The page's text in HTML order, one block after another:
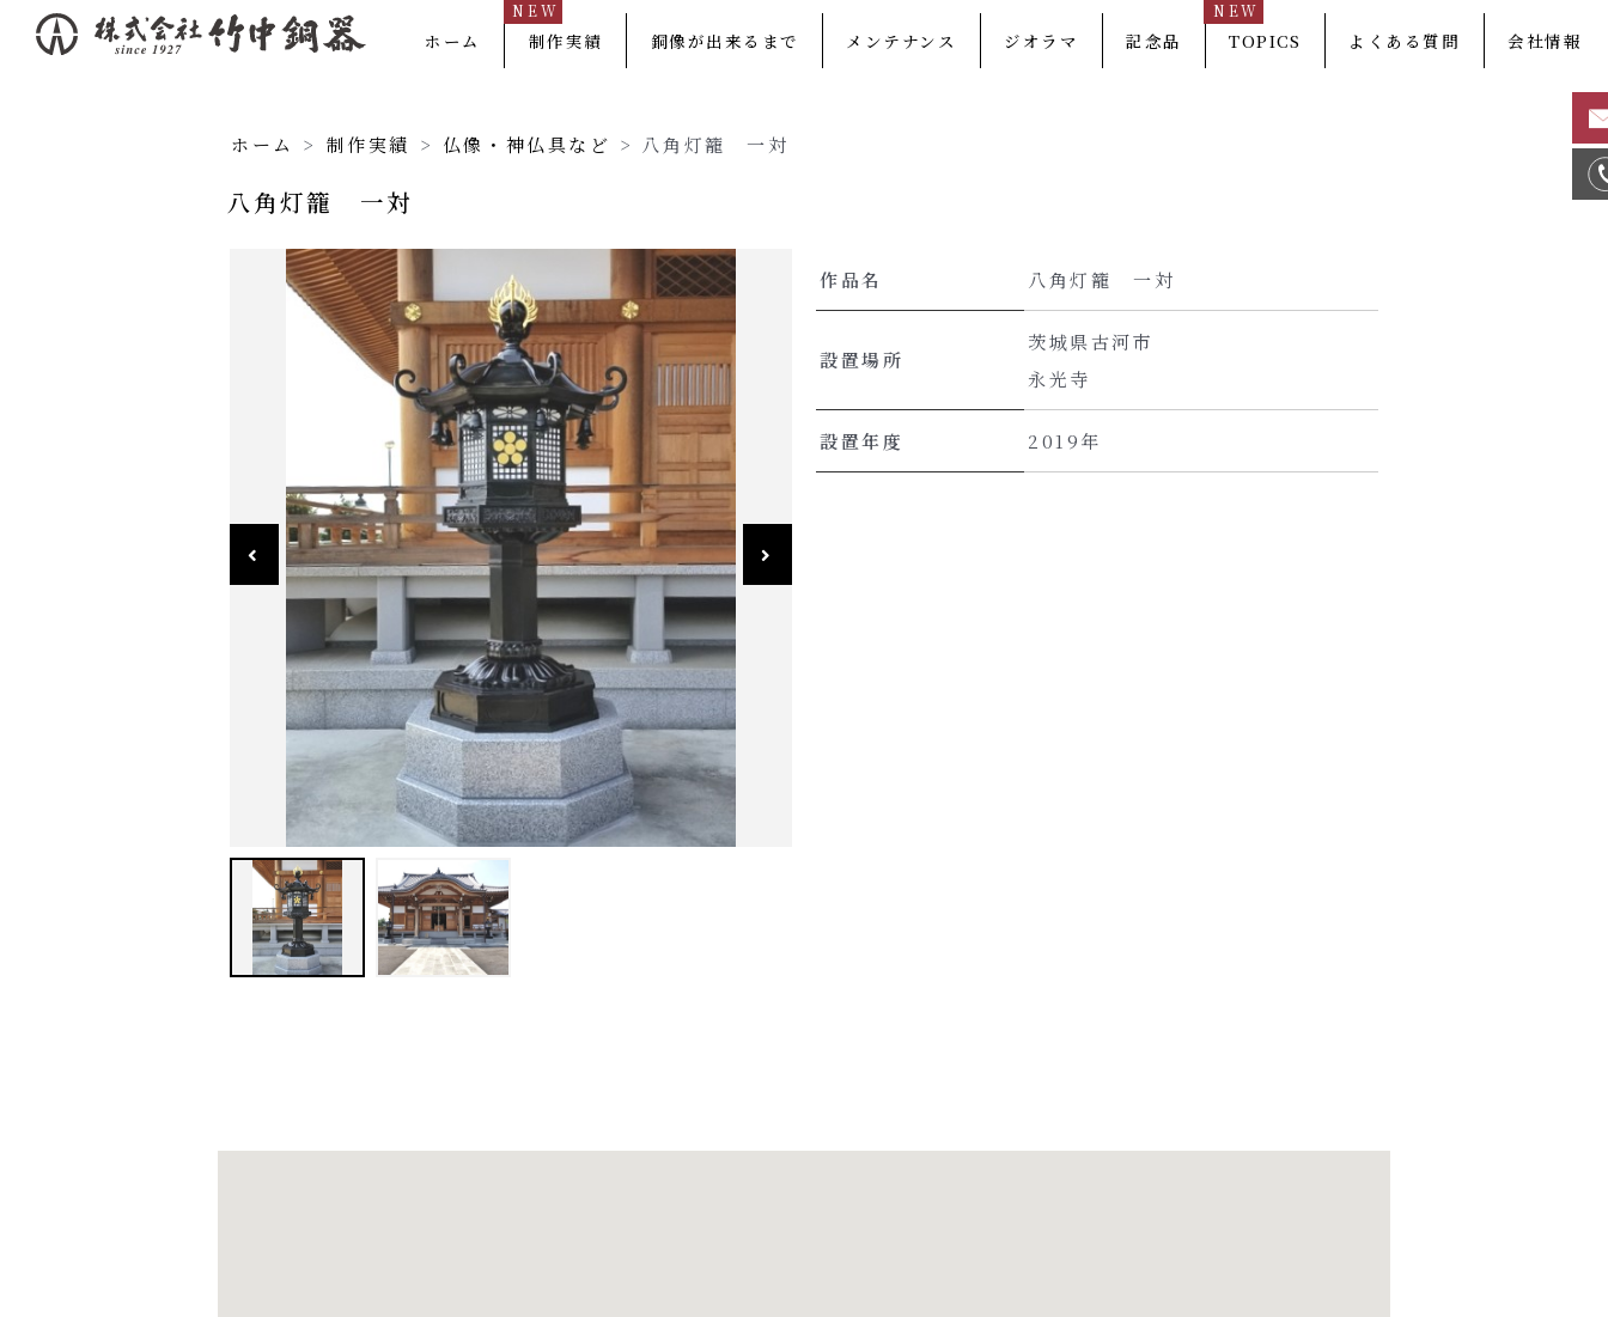
ホーム 制作実績
NEW
銅像が出来るまで メンテナンス ジオラマ 記念品 TOPICS
NEW
よくある質問 会社情報
ホーム > 制作実績 > 仏像・神仏具など > 八角灯籠 一対
八角灯籠 一対
作品名 八角灯籠 一対
設置場所
茨城県古河市
永光寺
設置年度 2019年